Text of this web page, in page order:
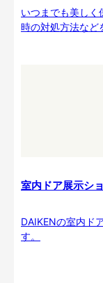
いつまでも美しく
時の対処方法など
室内ドア展示シ
DAIKENの室内ド
す。